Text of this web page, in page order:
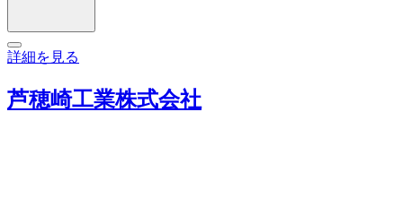
詳細を見る
芦穂崎工業株式会社